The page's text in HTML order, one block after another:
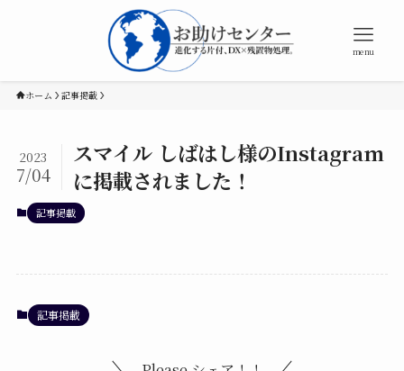
menu
ホーム 記事掲載
スマイル しばはし様のInstagram
に掲載されました！
2023
7/04
記事掲載
記事掲載